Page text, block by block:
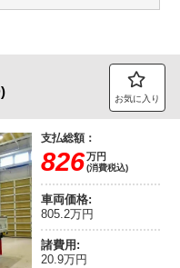
お気に入り
支払総額：
826万円
(消費税込)
車両価格:
805.2万円
諸費用:
20.9万円